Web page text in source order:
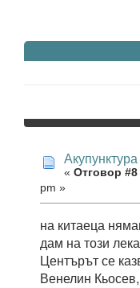
« Отговор #8
pm »
на китаеца
дам на този
Центърът се
Венелин